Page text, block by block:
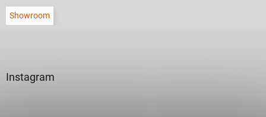
Showroom
Instagram